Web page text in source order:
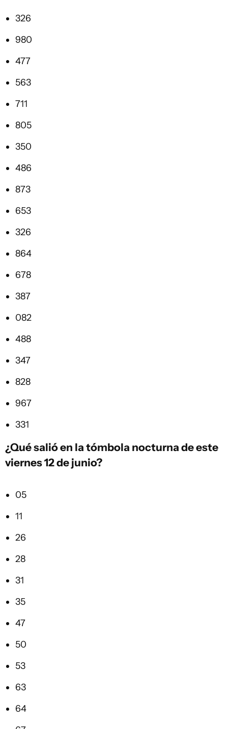
326
980
477
563
711
805
350
486
873
653
326
864
678
387
082
488
347
828
967
331
¿Qué salió en latómbola nocturna de este
viernes 12 de junio?
05
11
26
28
31
35
47
50
53
63
64